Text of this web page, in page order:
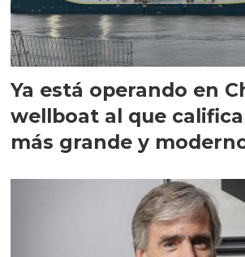
Ya está operando en
wellboat al que
más grande y